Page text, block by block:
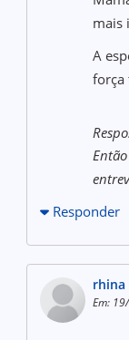
mais
A
força
Responder
rhina
Em: